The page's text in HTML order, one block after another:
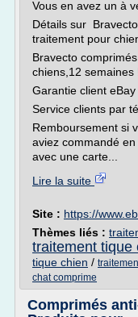
Vous en avez un à
Détails sur
traitement pour
Bravecto
chiens,12 semaines
Garantie client eBay
Service clients par
Remboursement si
aviez commandé
avec une carte...
Lire la suite
Site : https://
Thèmes liés :
traitement tique
tique chien /
chat comprime
Comprimés